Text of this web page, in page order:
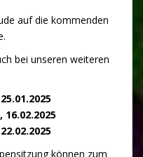
auf die kommenden
bei unseren weiteren
können zum